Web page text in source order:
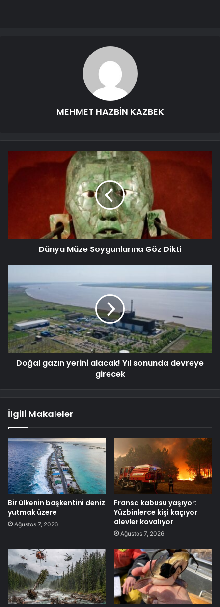
MEHMET HAZBİN KAZBEK
Dünya Müze Soygunlarına Göz Dikti
Doğal gazın yerini alacak! Yıl sonunda devreye
girecek
İlgili Makaleler
Bir ülkenin başkentini deniz
yutmak üzere
Ağustos 7, 2026
Fransa kabusu yaşıyor:
Yüzbinlerce kişi kaçıyor
alevler kovalıyor
Ağustos 7, 2026